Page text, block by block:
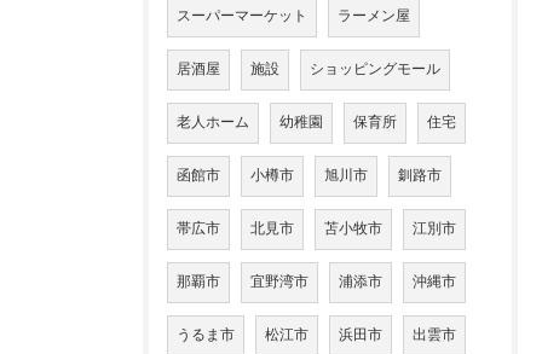
スーパーマーケット ラーメン屋
居酒屋 施設 ショッピングモール
老人ホーム 幼稚園 保育所 住宅
函館市 小樽市 旭川市 釧路市
帯広市 北見市 苫小牧市 江別市
那覇市 宜野湾市 浦添市 沖縄市
うるま市 松江市 浜田市 出雲市